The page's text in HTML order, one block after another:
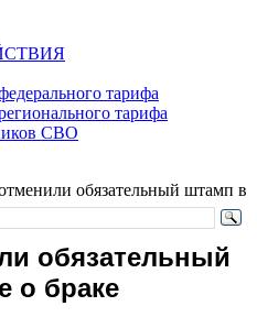
тарифа
тарифа
СВО
обязательный штамп в
обязательный
о браке